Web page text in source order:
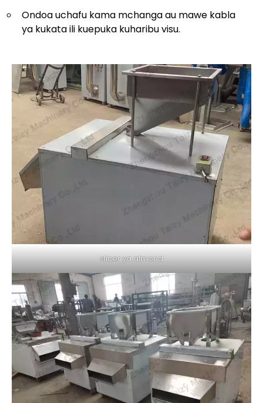
Ondoa uchafu kama mchanga au mawe kabla
ya kukata ili kuepuka kuharibu visu.
slicer ya almond